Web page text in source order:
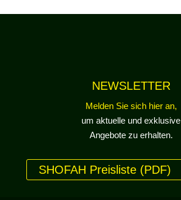
NEWSLETTER
Melden Sie sich hier an,
um aktuelle und exklusive
Angebote zu erhalten.
SHOFAH Preisliste (PDF)